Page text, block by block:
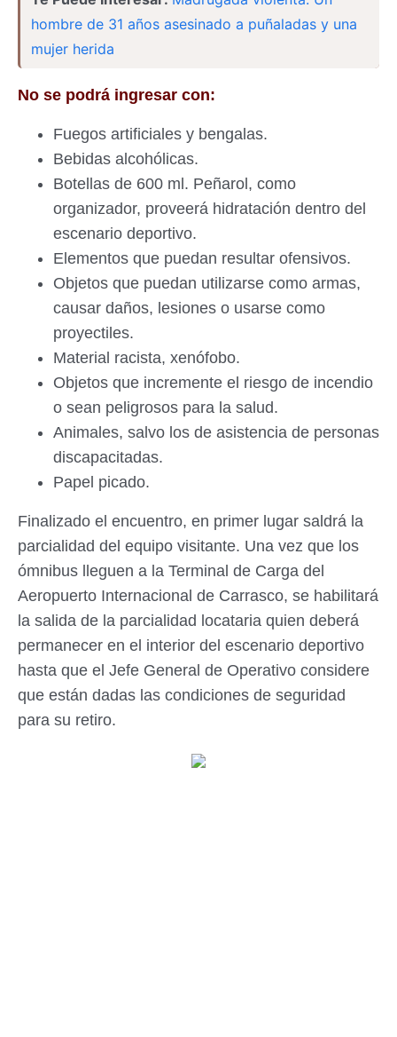
hombre de 31 años asesinado a puñaladas y una
mujer herida
No se podrá ingresar con:
Fuegos artificiales y bengalas.
Bebidas alcohólicas.
Botellas de 600 ml. Peñarol, como
organizador, proveerá hidratación dentro del
escenario deportivo.
Elementos que puedan resultar ofensivos.
Objetos que puedan utilizarse como armas,
causar daños, lesiones o usarse como
proyectiles.
Material racista, xenófobo.
Objetos que incremente el riesgo de incendio
o sean peligrosos para la salud.
Animales, salvo los de asistencia de personas
discapacitadas.
Papel picado.
Finalizado el encuentro, en primer lugar saldrá la
parcialidad del equipo visitante. Una vez que los
ómnibus lleguen a la Terminal de Carga del
Aeropuerto Internacional de Carrasco, se habilitará
la salida de la parcialidad locataria quien deberá
permanecer en el interior del escenario deportivo
hasta que el Jefe General de Operativo considere
que están dadas las condiciones de seguridad
para su retiro.